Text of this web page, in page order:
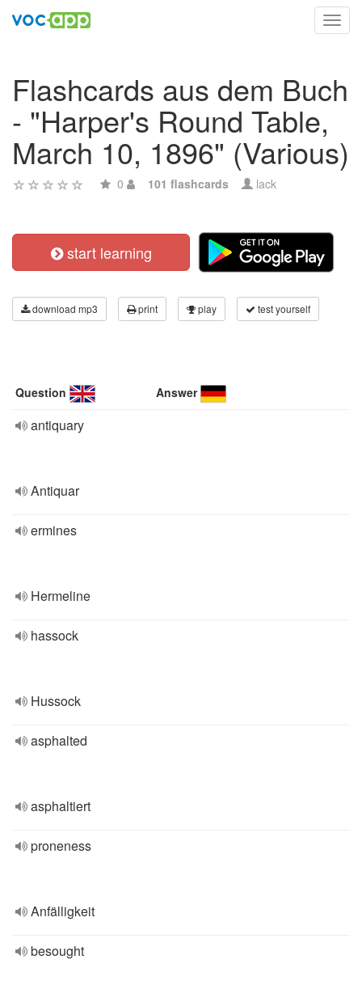
Flashcards aus dem Buch
- "Harper's Round Table,
March 10, 1896" (Various)
0 101 flashcards lack
start learning
download mp3 print play test yourself
Question Answer
antiquary
Antiquar
ermines
Hermeline
hassock
Hussock
asphalted
asphaltiert
proneness
Anfälligkeit
besought